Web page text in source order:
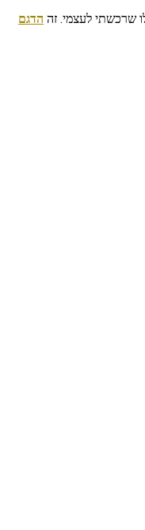
שרכשתי לעצמי. זה הדגם